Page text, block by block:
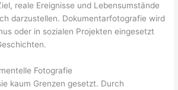
reale Ereignisse und Lebensumstände
darzustellen. Dokumentarfotografie wird
oder in sozialen Projekten eingesetzt
Fotografie
kaum Grenzen gesetzt. Durch